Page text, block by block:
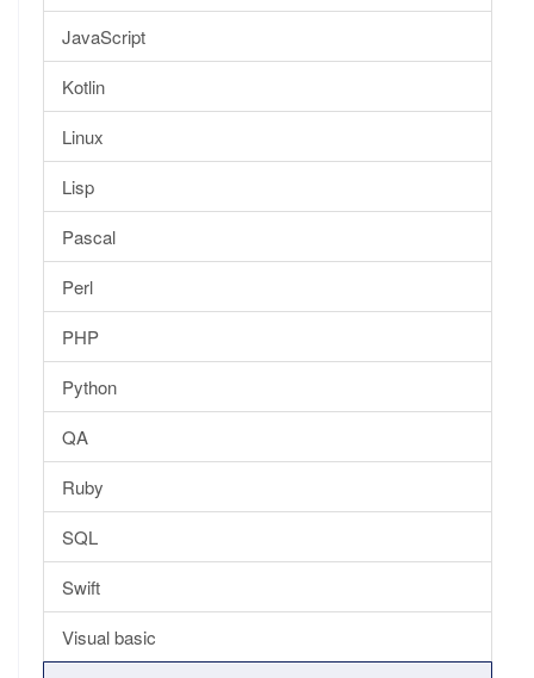
JavaScript
Kotlin
Linux
Lisp
Pascal
Perl
PHP
Python
QA
Ruby
SQL
Swift
Visual basic